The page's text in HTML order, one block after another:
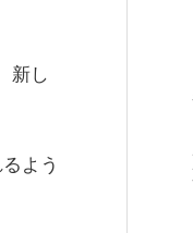
新し
よう